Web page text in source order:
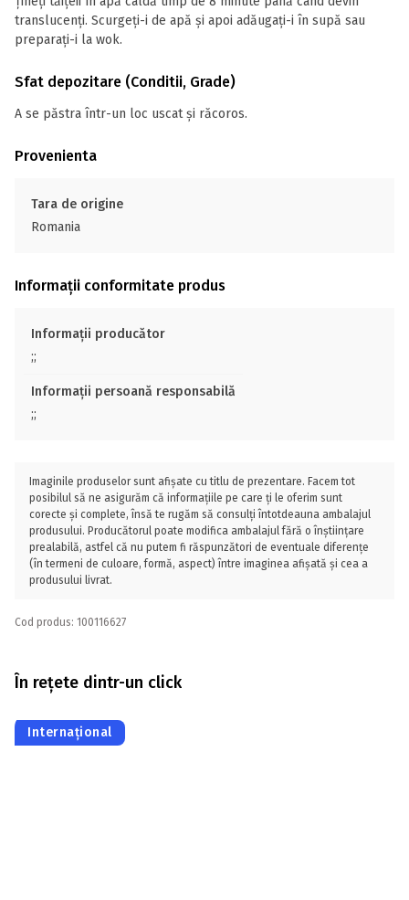
translucenți. Scurgeți-i de apă și apoi adăugați-i în supă sau
preparați-i la wok.
Sfat depozitare (Conditii, Grade)
A se păstra într-un loc uscat și răcoros.
Provenienta
Tara de origine
Romania
Informații conformitate produs
Informații producător
;;
Informații persoană responsabilă
;;
Imaginile produselor sunt afișate cu titlu de prezentare. Facem tot
posibilul să ne asigurăm că informațiile pe care ți le oferim sunt
corecte și complete, însă te rugăm să consulți întotdeauna ambalajul
produsului. Producătorul poate modifica ambalajul fără o înștiințare
prealabilă, astfel că nu putem fi răspunzători de eventuale diferențe
(în termeni de culoare, formă, aspect) între imaginea afișată și cea a
produsului livrat.
Cod produs: 100116627
În rețete dintr-un click
Internațional